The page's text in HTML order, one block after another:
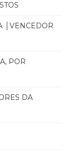
│VENCEDOR
POR
DA